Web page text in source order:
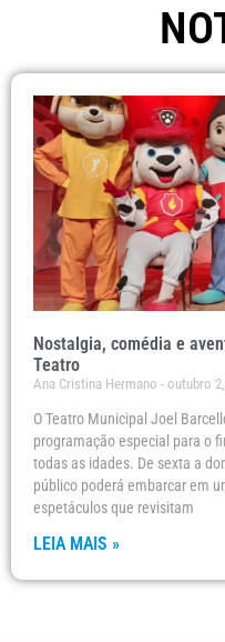
Nostalgia, comédia e
Teatro
Ana Cristina Hermano outubro
O Teatro Municipal Joel
programação especial para o
todas as idades. De sexta a
público poderá embarcar em
espetáculos que revisitam
LEIA MAIS »